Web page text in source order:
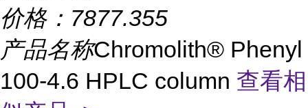
价格： 7877.355
产品名称Chromolith® Phenyl
100-4.6 HPLC column 查看相